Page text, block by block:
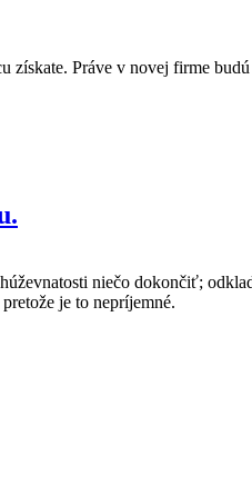
Práve v novej firme
niečo dokončiť;
je to nepríjemné.